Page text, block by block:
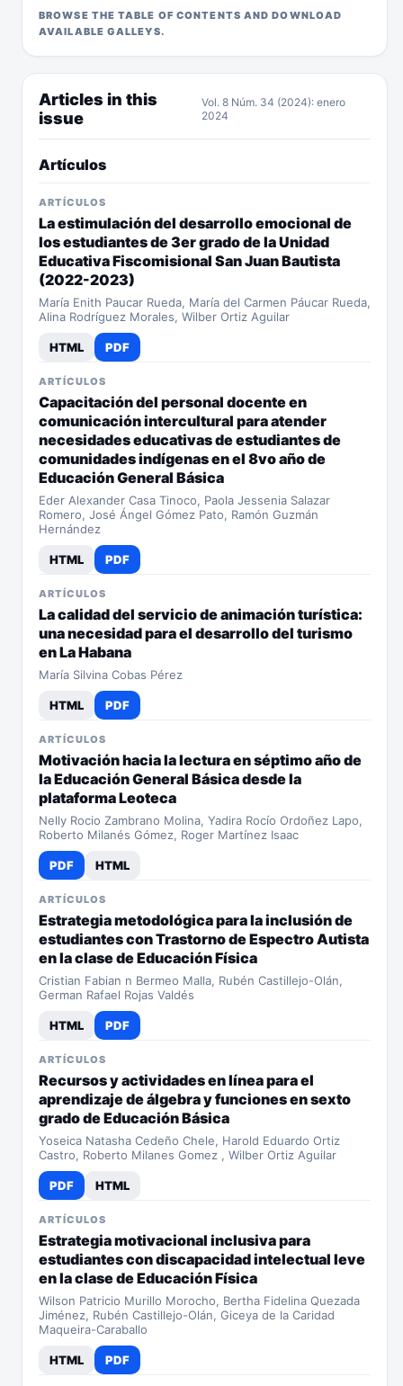
BROWSE THE TABLE OF CONTENTS AND DOWNLOAD
AVAILABLE GALLEYS.
Articles in this
issue
Vol. 8 Núm. 34 (2024): enero
2024
Artículos
ARTÍCULOS
La estimulación del desarrollo emocional de
los estudiantes de 3er grado de la Unidad
Educativa Fiscomisional San Juan Bautista
(2022-2023)
María Enith Paucar Rueda, María del Carmen Páucar Rueda,
Alina Rodríguez Morales, Wilber Ortiz Aguilar
HTML PDF
ARTÍCULOS
Capacitación del personal docente en
comunicación intercultural para atender
necesidades educativas de estudiantes de
comunidades indígenas en el 8vo año de
Educación General Básica
Eder Alexander Casa Tinoco, Paola Jessenia Salazar
Romero, José Ángel Gómez Pato, Ramón Guzmán
Hernández
HTML PDF
ARTÍCULOS
La calidad del servicio de animación turística:
una necesidad para el desarrollo del turismo
en La Habana
María Silvina Cobas Pérez
HTML PDF
ARTÍCULOS
Motivación hacia la lectura en séptimo año de
la Educación General Básica desde la
plataforma Leoteca
Nelly Rocio Zambrano Molina, Yadira Rocío Ordoñez Lapo,
Roberto Milanés Gómez, Roger Martínez Isaac
PDF HTML
ARTÍCULOS
Estrategia metodológica para la inclusión de
estudiantes con Trastorno de Espectro Autista
en la clase de Educación Física
Cristian Fabian n Bermeo Malla, Rubén Castillejo-Olán,
German Rafael Rojas Valdés
HTML PDF
ARTÍCULOS
Recursos y actividades en línea para el
aprendizaje de álgebra y funciones en sexto
grado de Educación Básica
Yoseica Natasha Cedeño Chele, Harold Eduardo Ortiz
Castro, Roberto Milanes Gomez , Wilber Ortiz Aguilar
PDF HTML
ARTÍCULOS
Estrategia motivacional inclusiva para
estudiantes con discapacidad intelectual leve
en la clase de Educación Física
Wilson Patricio Murillo Morocho, Bertha Fidelina Quezada
Jiménez, Rubén Castillejo-Olán, Giceya de la Caridad
Maqueira-Caraballo
HTML PDF